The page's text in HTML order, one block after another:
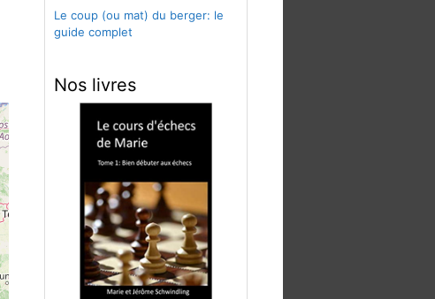
Le coup (ou mat) du berger: le
guide complet
Nos livres